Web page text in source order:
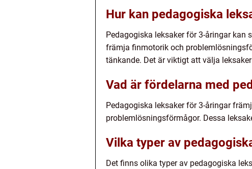
Hur kan pedagogiska
Pedagogiska leksaker för 3-åringar kan
främja finmotorik och
tänkande. Det är viktigt att välja
Vad är fördelarna med
Pedagogiska leksaker för 3-åringar
problemlösningsförmågor. Dessa
Vilka typer av
Det finns olika typer av pedagogiska